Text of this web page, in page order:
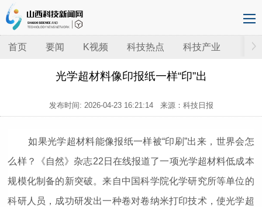
首页 要闻 K视频 科技热点 科技产业
光学超材料像印报纸一样“印”出
发布时间: 2026-04-23 16:21:14来源：科技日报
如果光学超材料能像报纸一样被“印刷”出来，世界会怎
么样？《自然》杂志22日在线报道了一项光学超材料低成本
规模化制备的新突破。来自中国科学院化学研究所等单位的
科研人员，成功研发出一种卷对卷纳米打印技术，使光学超